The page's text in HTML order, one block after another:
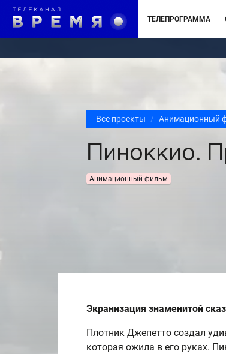
ТЕЛЕПРОГРАММА
Все проекты Анимационный
Пиноккио.
Анимационный фильм
Экранизация знаменитой
Плотник Джепетто создал
которая ожила в его руках.